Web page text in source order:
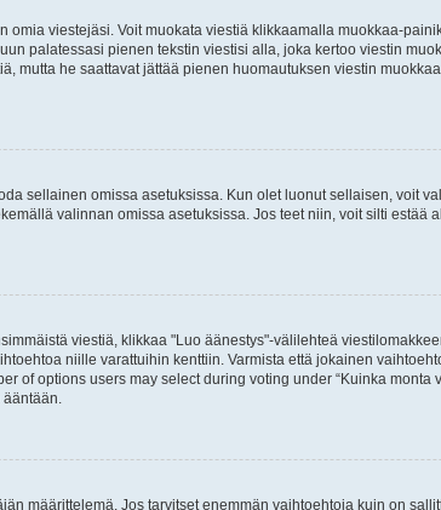
omia viestejäsi. Voit muokata viestiä klikkaamalla muokkaa-
palatessasi pienen tekstin viestisi alla, joka kertoo viestin
mutta he saattavat jättää pienen huomautuksen viestin
sellainen omissa asetuksissa. Kun olet luonut sellaisen, voit
valinnan omissa asetuksissa. Jos teet niin, voit silti
viestiä, klikkaa "Luo äänestys"-välilehteä
niille varattuihin kenttiin. Varmista että jokainen
of options users may select during voting under “Kuinka
määrittelemä. Jos tarvitset enemmän vaihtoehtoja kuin on